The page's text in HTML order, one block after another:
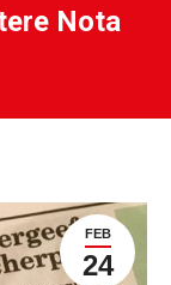
Nota
FEB
24